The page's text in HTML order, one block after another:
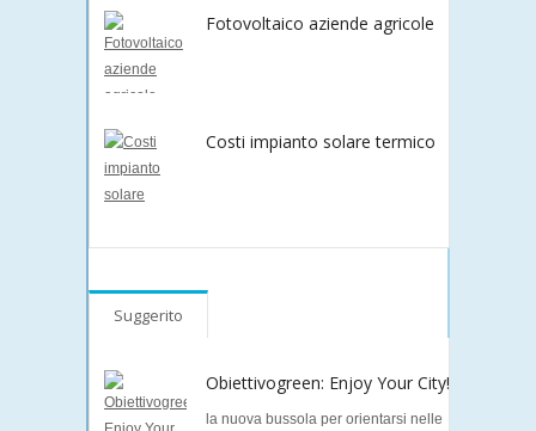
Fotovoltaico aziende agricole
Costi impianto solare termico
Suggerito
Obiettivogreen: Enjoy Your City!
la nuova bussola per orientarsi nelle